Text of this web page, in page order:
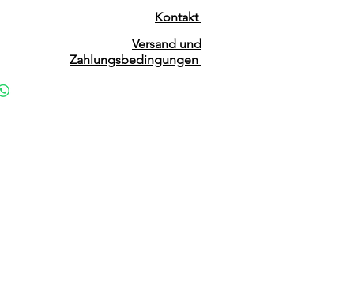
Kontakt
Versand und
Zahlungsbedingungen